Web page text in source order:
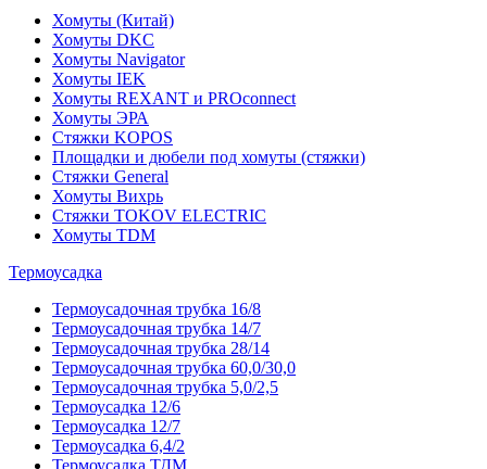
Хомуты (Китай)
Хомуты DKC
Хомуты Navigator
Хомуты IEK
Хомуты REXANT и PROconnect
Хомуты ЭРА
Стяжки KOPOS
Площадки и дюбели под хомуты (стяжки)
Стяжки General
Хомуты Вихрь
Стяжки TOKOV ELECTRIC
Хомуты TDM
Термоусадка
Термоусадочная трубка 16/8
Термоусадочная трубка 14/7
Термоусадочная трубка 28/14
Термоусадочная трубка 60,0/30,0
Термоусадочная трубка 5,0/2,5
Термоусадка 12/6
Термоусадка 12/7
Термоусадка 6,4/2
Термоусадка ТДМ